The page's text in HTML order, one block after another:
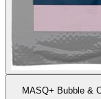
MASQ+ Bubble &